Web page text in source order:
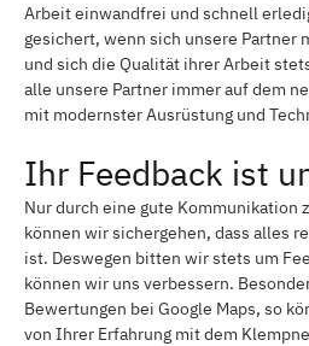
Arbeit einwandfrei und schnell
gesichert, wenn sich unsere Partner
und sich die Qualität ihrer Arbeit
alle unsere Partner immer auf dem
mit modernster Ausrüstung und
Ihr Feedback ist
Nur durch eine gute Kommunikation
können wir sichergehen, dass alles
ist. Deswegen bitten wir stets um
können wir uns verbessern.
Bewertungen bei Google Maps, so
von Ihrer Erfahrung mit dem